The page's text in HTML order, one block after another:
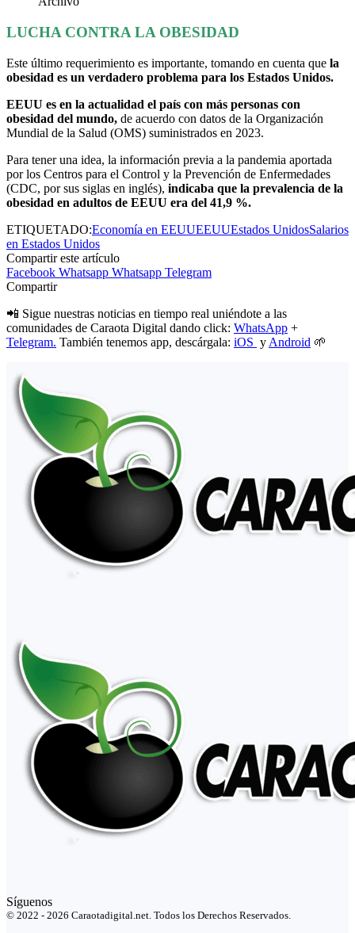
LUCHA CONTRA LA OBESIDAD
Este último requerimiento es importante, tomando en cuenta que la
obesidad es un verdadero problema para los Estados Unidos.
EEUU es en la actualidad el país con más personas con
obesidad del mundo, de acuerdo con datos de la Organización
Mundial de la Salud (OMS) suministrados en 2023.
Para tener una idea, la información previa a la pandemia aportada
por los Centros para el Control y la Prevención de Enfermedades
(CDC, por sus siglas en inglés), indicaba que la prevalencia de la
obesidad en adultos de EEUU era del 41,9 %.
ETIQUETADO:Economía en EEUUEEUUEstados UnidosSalarios
en Estados Unidos
Compartir este artículo
Facebook Whatsapp Whatsapp Telegram
Compartir
📲 Sigue nuestras noticias en tiempo real uniéndote a las
comunidades de Caraota Digital dando click: WhatsApp +
Telegram. También tenemos app, descárgala: iOS y Android 🌱
Síguenos
© 2022 - 2026 Caraotadigital.net. Todos los Derechos Reservados.